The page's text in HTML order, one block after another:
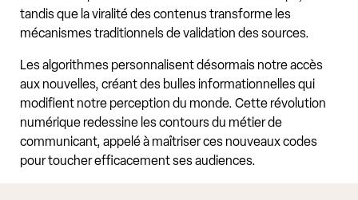
tandis que la viralité des contenus transforme les
mécanismes traditionnels de validation des sources.
Les algorithmes personnalisent désormais notre accès
aux nouvelles, créant des bulles informationnelles qui
modifient notre perception du monde. Cette révolution
numérique redessine les contours du métier de
communicant, appelé à maîtriser ces nouveaux codes
pour toucher efficacement ses audiences.